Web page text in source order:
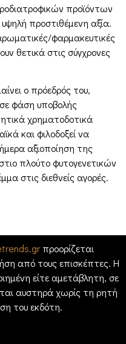
προϊόντων
προστιθέμενη αξία.
φαρμακευτικές
θετικά στις σύγχρονες
ο πρόεδρός του,
φάση υποβολής
χρηματοδοτικά
και φιλοδοξεί να
αξιοποίηση της
πλούτο φυτογενετικών
στις διεθνείς αγορές.
προορίζεται
από τους επισκέπτες. Η
είτε αμετάβλητη, σε
αυστηρά χωρίς τη ρητή
του εκδότη.